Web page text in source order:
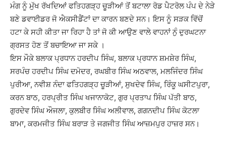
ਮੰਗ ਨੂੰ ਮੁੱਖ ਰੱਖਦਿਆਂ ਫਤਿਹਗੜ੍ਹ ਚੂੜੀਆਂ ਤੋਂ ਬਟਾਲਾ ਰੋਡ ਪੈਟਰੋਲ ਪੰਪ ਦੇ ਨੇੜੇ
ਬਣੇ ਡਵਾਈਡਰ ਜੋ ਐਕਸੀਡੈਂਟਾਂ ਦਾ ਕਾਰਨ ਬਣਦੇ ਸਨ। ਇਸ ਨੂੰ ਸੜਕ ਵਿੱਚੋਂ
ਹਟਾ ਕੇ ਸਹੀ ਕੀਤਾ ਜਾ ਰਿਹਾ ਹੈ ਤਾਂ ਜੋ ਕੀ ਆਉਣ ਵਾਲੇ ਵਾਹਨਾਂ ਨੁੰ ਦੁਰਘਟਨਾ
ਗ੍ਰਸਤ ਹੋਣ ਤੋਂ ਬਚਾਇਆ ਜਾ ਸਕੇ ।
ਇਸ ਮੌਕੇ ਬਲਾਕ ਪ੍ਰਧਾਨ ਹਰਦੀਪ ਸਿੰਘ, ਬਲਾਕ ਪ੍ਰਧਾਨ ਸ਼ਮਸ਼ੇਰ ਸਿੰਘ,
ਸਰਪੰਚ ਹਰਦੀਪ ਸਿੰਘ ਦਮੋਦਰ, ਰਘਬੀਰ ਸਿੰਘ ਅਠਵਾਲ, ਮਲਜਿੰਦਰ ਸਿੰਘ
ਪੁਰੀਆ, ਨਵੀਸ਼ ਨੰਦਾ ਫਤਿਹਗੜ੍ਹ ਚੂੜੀਆਂ, ਸੁਖਦੇਵ ਸਿੰਘ, ਰਿੰਕੂ ਘਸੀਟਪੁਰਾ,
ਕਰਨ ਬਾਠ, ਹਰਪ੍ਰੀਤ ਸਿੰਘ ਖਜਾਨਾਕੋਟ, ਗੁਰ ਪ੍ਰਤਾਪ ਸਿੰਘ ਪੱਤੀ ਬਾਠ,
ਗੁਰਦੇਵ ਸਿੰਘ ਔਜਲਾ, ਕੁਲਬੀਰ ਸਿੰਘ ਅਲੀਵਾਲ, ਗਗਨਦੀਪ ਸਿੰਘ ਕੋਟਲਾ
ਬਾਮਾ, ਕਰਮਜੀਤ ਸਿੰਘ ਬਰਾੜ ਤੇ ਜਗਜੀਤ ਸਿੰਘ ਆਜ਼ਮਪੁਰ ਹਾਜ਼ਰ ਸਨ।